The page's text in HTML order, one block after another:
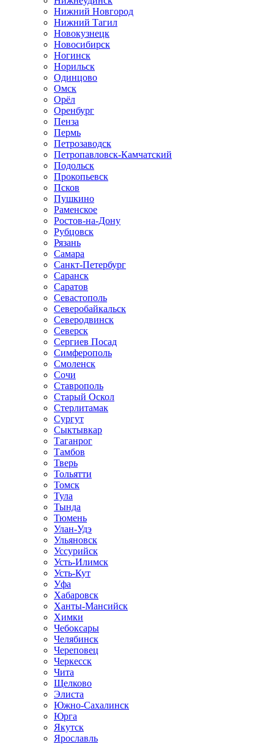
Нижний Новгород
Нижний Тагил
Новокузнецк
Новосибирск
Ногинск
Норильск
Одинцово
Омск
Орёл
Оренбург
Пенза
Пермь
Петрозаводск
Петропавловск-Камчатский
Подольск
Прокопьевск
Псков
Пушкино
Раменское
Ростов-на-Дону
Рубцовск
Рязань
Самара
Санкт-Петербург
Саранск
Саратов
Севастополь
Северобайкальск
Северодвинск
Северск
Сергиев Посад
Симферополь
Смоленск
Сочи
Ставрополь
Старый Оскол
Стерлитамак
Сургут
Сыктывкар
Таганрог
Тамбов
Тверь
Тольятти
Томск
Тула
Тында
Тюмень
Улан-Удэ
Ульяновск
Уссурийск
Усть-Илимск
Усть-Кут
Уфа
Хабаровск
Ханты-Мансийск
Химки
Чебоксары
Челябинск
Череповец
Черкесск
Чита
Щелково
Элиста
Южно-Сахалинск
Юрга
Якутск
Ярославль